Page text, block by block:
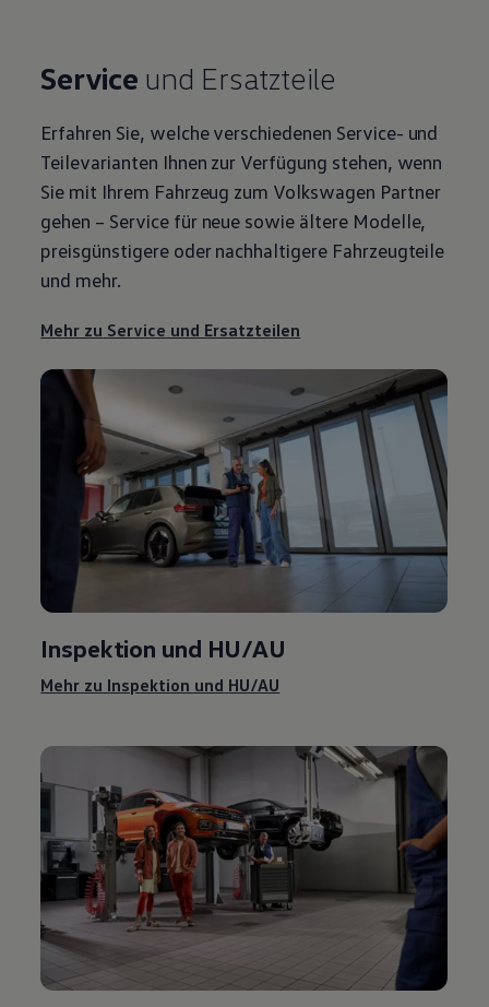
Service und Ersatzteile
Erfahren Sie, welche verschiedenen Service- und
Teilevarianten Ihnen zur Verfügung stehen, wenn
Sie mit Ihrem Fahrzeug zum Volkswagen Partner
gehen – Servicefür neue sowie ältere Modelle,
preisgünstigere oder nachhaltigere Fahrzeugteile
und mehr.
Mehr zu Service und Ersatzteilen
Inspektion und HU/AU
Mehr zu Inspektion und HU/AU